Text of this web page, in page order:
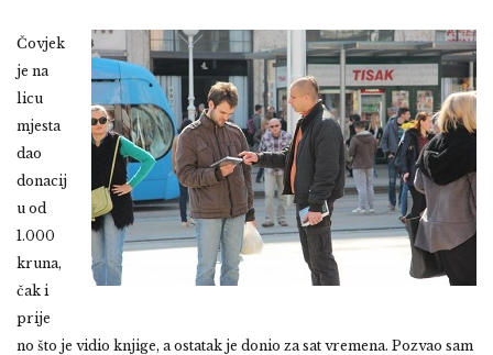
Čovjek
je na
licu
mjesta
dao
donacij
u od
1.000
kruna,
čak i
prije
no što je vidio knjige, a ostatak je donio za sat vremena. Pozvao sam